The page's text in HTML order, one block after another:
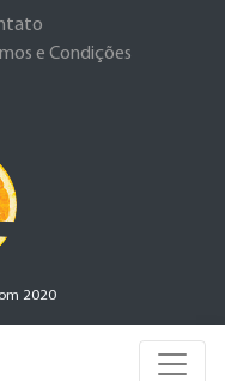
e Condições
2020